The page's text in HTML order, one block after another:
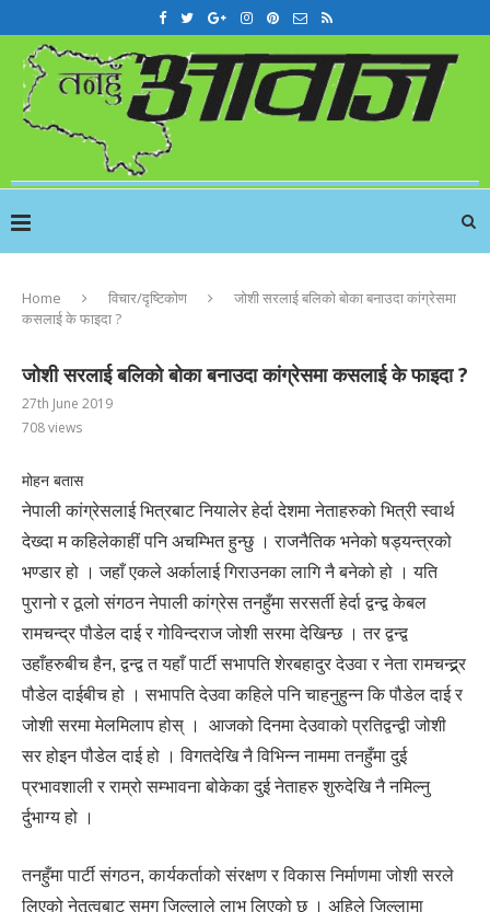
Home विचार/दृष्टिकोण
जोशी सरलाई बलिको बोका बनाउदा कांग्रेसमा
कसलाई के फाइदा ?
जोशी सरलाई बलिको बोका बनाउदा कांग्रेसमा कसलाई के फाइदा ?
27th June 2019
708views
मोहन बतास
नेपाली कांग्रेसलाई भित्रबाट नियालेर हेर्दा देशमा नेताहरुको भित्री स्वार्थ
देख्दा म कहिलेकाहीं पनि अचम्भित हुन्छु । राजनैतिक भनेको षड्यन्त्रको
भण्डार हो । जहाँ एकले अर्कालाई गिराउनका लागि नै बनेको हो । यति
पुरानो र ठूलो संगठन नेपाली कांग्रेस तनहुँमा सरसर्ती हेर्दा द्वन्द्व केबल
रामचन्द्र पौडेल दाई र गोविन्दराज जोशी सरमा देखिन्छ । तर द्वन्द्व
उहाँहरुबीच हैन, द्वन्द्व त यहाँ पार्टी सभापति शेरबहादुर देउवा र नेता रामचन्द्र्र्र्र्र्र्र
पौडेल दाईबीच हो । सभापति देउवा कहिले पनि चाहनुहुन्न कि पौडेल दाई र
जोशी सरमा मेलमिलाप होस् । आजको दिनमा देउवाको प्रतिद्वन्द्वी जोशी
सर होइन पौडेल दाई हो । विगतदेखि नै विभिन्न नाममा तनहुँमा दुई
प्रभावशाली र राम्रो सम्भावना बोकेका दुई नेताहरु शुरुदेखि नै नमिल्नु
र्दुभाग्य हो ।
तनहुँमा पार्टी संगठन, कार्यकर्ताको संरक्षण र विकास निर्माणमा जोशी सरले
लिएको नेतृत्वबाट समग जिल्लाले लाभ लिएको छ । अहिले जिल्लामा